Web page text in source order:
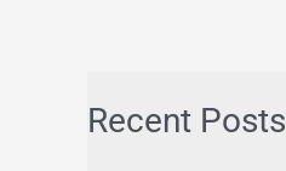
Recent Posts